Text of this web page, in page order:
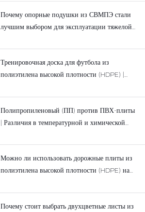
Почему опорные подушки из СВМПЭ стали
лучшим выбором для эксплуатации тяжелой
Тренировочная доска для футбола из
полиэтилена высокой плотности (HDPE) |
сезоне Чемпионата мира по футболу
Полипропиленовый (ПП) против ПВХ-плиты
| Различия в температурной и химической
Можно ли использовать дорожные плиты из
полиэтилена высокой плотности (HDPE) на
противопросадочных и противоскользящих
свойств.
Почему стоит выбрать двухцветные листы из